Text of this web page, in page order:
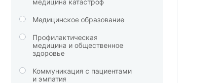
медицина катастроф
Медицинское образование
Профилактическая
медицина и общественное
здоровье
Коммуникация с пациентами
и эмпатия